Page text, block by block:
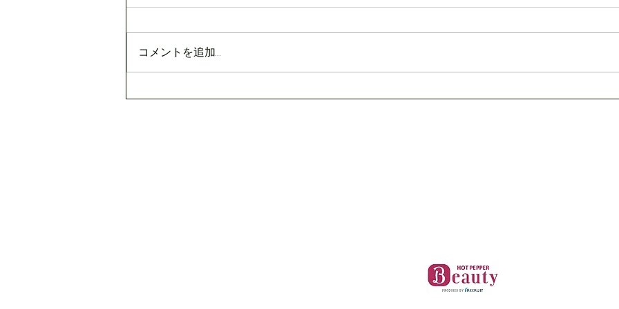
８月定休日のお知らせ
コメントを追加…